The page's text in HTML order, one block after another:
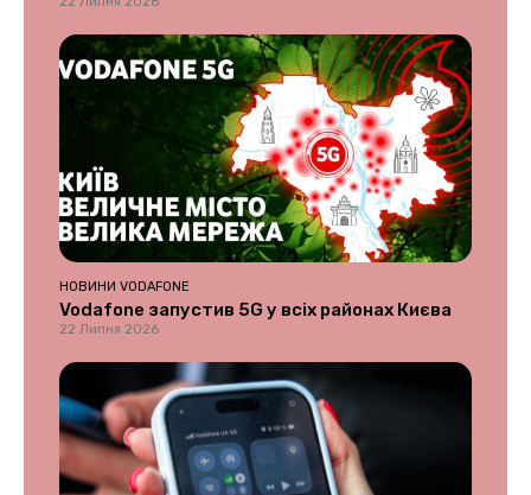
НОВИНИ VODAFONE
Vodafone запустив 5G у всіх районах Києва
22 Липня 2026